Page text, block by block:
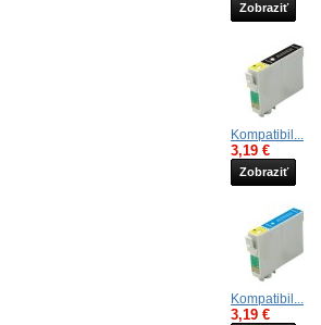
Zobraziť
Kompatibil...
3,19 €
Zobraziť
Kompatibil...
3,19 €